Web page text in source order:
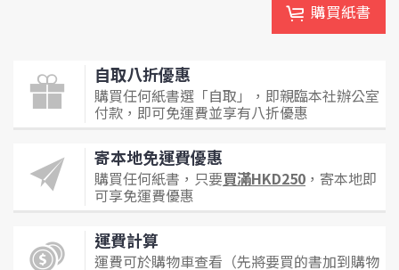
購買紙書
自取八折優惠
購買任何紙書選「自取」，即親臨本社辦公室
付款，即可免運費並享有八折優惠
寄本地免運費優惠
購買任何紙書，只要買滿HKD250 ，寄本地即
可享免運費優惠
運費計算
運費可於購物車查看（先將要買的書加到購物